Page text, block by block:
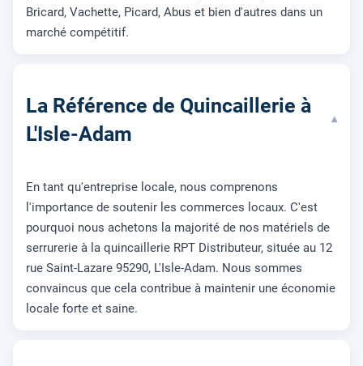
Bricard, Vachette, Picard, Abus et bien d'autres dans un
marché compétitif.
La Référence de Quincaillerie à
L'Isle-Adam
▾
En tant qu'entreprise locale, nous comprenons
l'importance de soutenir les commerces locaux. C'est
pourquoi nous achetons la majorité de nos matériels de
serrurerie à la quincaillerie RPT Distributeur, située au 12
rue Saint-Lazare 95290, L'Isle-Adam. Nous sommes
convaincus que cela contribue à maintenir une économie
locale forte et saine.